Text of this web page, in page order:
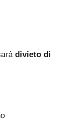
divieto di